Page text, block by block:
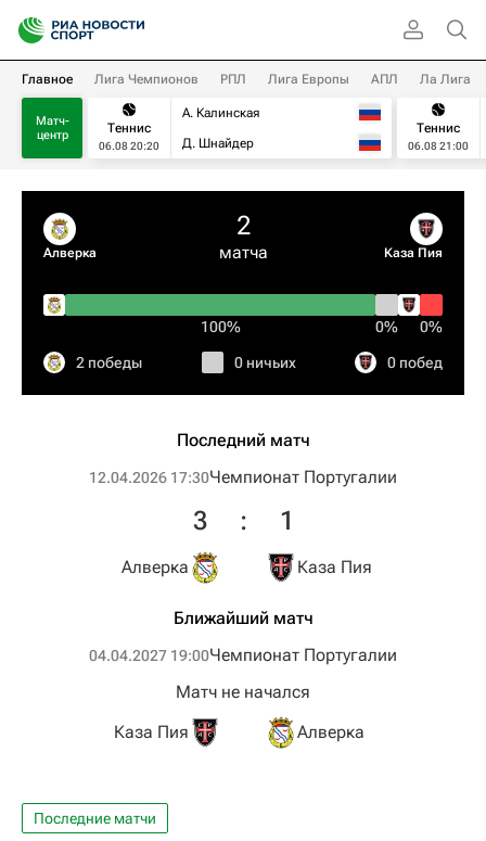
Главное Лига Чемпионов РПЛ Лига Европы АПЛ Ла Лига
Матч-
центр
Теннис
06.08 20:20
А. Калинская
Д. Шнайдер
Теннис
06.08 21:00
Алверка
2
матча Каза Пия
100% 0% 0%
2 победы 0 ничьих 0 побед
Последний матч
12.04.2026 17:30Чемпионат Португалии
Алверка
3 : 1
Каза Пия
Ближайший матч
04.04.2027 19:00Чемпионат Португалии
Каза Пия
Матч не начался
Алверка
Последние матчи